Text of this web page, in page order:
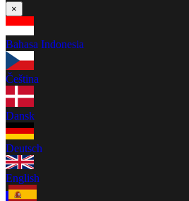
×
Bahasa Indonesia
Čeština
Dansk
Deutsch
English